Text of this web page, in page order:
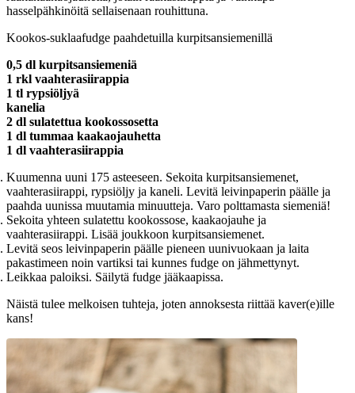
hasselpähkinöitä sellaisenaan rouhittuna.
Kookos-suklaafudge paahdetuilla kurpitsansiemenillä
0,5 dl kurpitsansiemeniä
1 rkl vaahterasiirappia
1 tl rypsiöljyä
kanelia
2 dl sulatettua kookossosetta
1 dl tummaa kaakaojauhetta
1 dl vaahterasiirappia
Kuumenna uuni 175 asteeseen. Sekoita kurpitsansiemenet,
vaahterasiirappi, rypsiöljy ja kaneli. Levitä leivinpaperin päälle ja
paahda uunissa muutamia minuutteja. Varo polttamasta siemeniä!
Sekoita yhteen sulatettu kookossose, kaakaojauhe ja
vaahterasiirappi. Lisää joukkoon kurpitsansiemenet.
Levitä seos leivinpaperin päälle pieneen uunivuokaan ja laita
pakastimeen noin vartiksi tai kunnes fudge on jähmettynyt.
Leikkaa paloiksi. Säilytä fudge jääkaapissa.
Näistä tulee melkoisen tuhteja, joten annoksesta riittää kaver(e)ille
kans!